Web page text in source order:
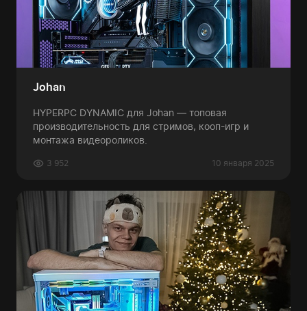
Johan
HYPERPC DYNAMIC для Johan — топовая
производительность для стримов, кооп-игр и
монтажа видеороликов.
10 января 2025
3 952